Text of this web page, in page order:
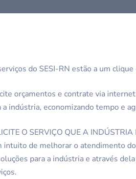
do SESI-RN estão a um
orçamentos e contrate via
a indústria, economizando tempo e
O SERVIÇO QUE A
intuito de melhorar o atendimento
para a indústria e através